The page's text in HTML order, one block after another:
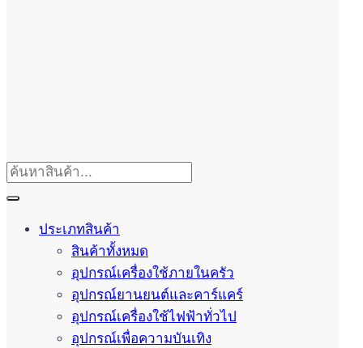
ประเภทสินค้า
สินค้าทั้งหมด
อุปกรณ์เครื่องใช้ภายในครัว
อุปกรณ์ยานยนต์และคาร์แคร์
อุปกรณ์เครื่องใช้ไฟฟ้าทั่วไป
อุปกรณ์เพื่อความบันเทิง